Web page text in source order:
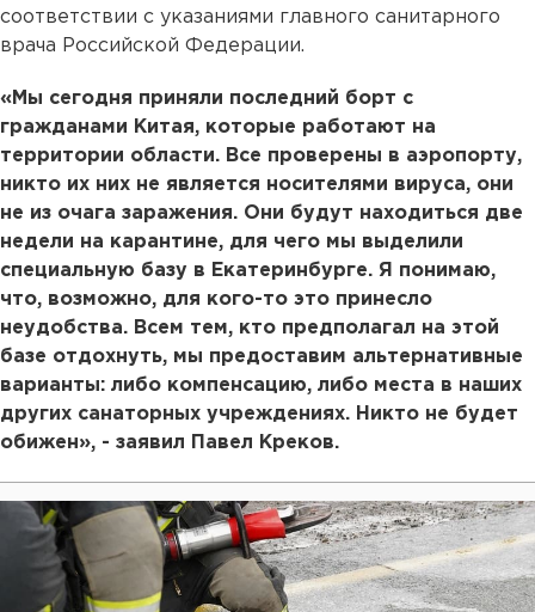
соответствии с указаниями главного санитарного
врача Российской Федерации.
«Мы сегодня приняли последний борт с
гражданами Китая, которые работают на
территории области. Все проверены в аэропорту,
никто их них не является носителями вируса, они
не из очага заражения. Они будут находиться две
недели на карантине, для чего мы выделили
специальную базу в Екатеринбурге. Я понимаю,
что, возможно, для кого-то это принесло
неудобства. Всем тем, кто предполагал на этой
базе отдохнуть, мы предоставим альтернативные
варианты: либо компенсацию, либо места в наших
других санаторных учреждениях. Никто не будет
обижен», - заявил Павел Креков.